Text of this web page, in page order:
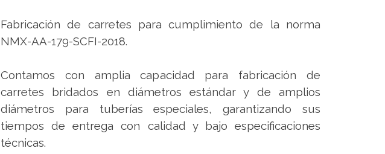
Fabricación de carretes para cumplimiento de la norma
NMX-AA-179-SCFI-2018.
Contamos con amplia capacidad para fabricación de
carretes bridados en diámetros estándar y de amplios
diámetros para tuberías especiales, garantizando sus
tiempos de entrega con calidad y bajo especificaciones
técnicas.